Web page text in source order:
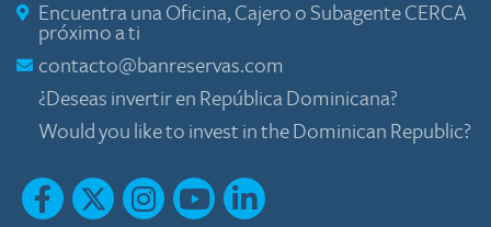
Encuentra una Oficina, Cajero o Subagente CERCA
próximo a ti
contacto@banreservas.com
¿Deseas invertir en República Dominicana?
Would you like to invest in the Dominican Republic?